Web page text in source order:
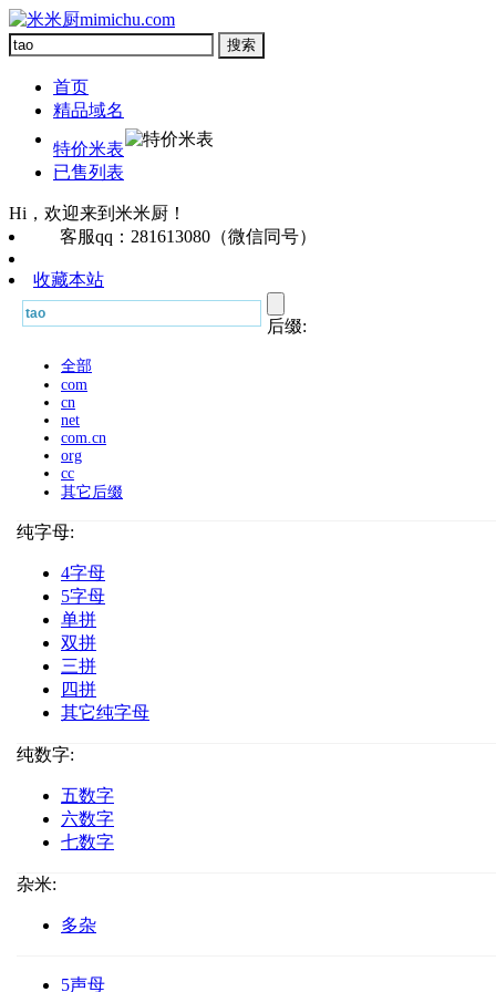
首页
精品域名
特价米表
已售列表
Hi，欢迎来到米米厨！
客服qq：281613080（微信同号）
收藏本站
后缀:
全部
com
cn
net
com.cn
org
cc
其它后缀
纯字母:
4字母
5字母
单拼
双拼
三拼
四拼
其它纯字母
纯数字:
五数字
六数字
七数字
杂米:
多杂
5声母